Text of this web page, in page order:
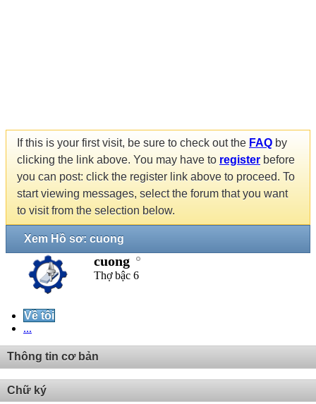
If this is your first visit, be sure to check out the FAQ by
clicking the link above. You may have to register before
you can post: click the register link above to proceed. To
start viewing messages, select the forum that you want
to visit from the selection below.
Xem Hồ sơ: cuong
cuong
Thợ bậc 6
Về tôi
...
Thông tin cơ bản
Chữ ký